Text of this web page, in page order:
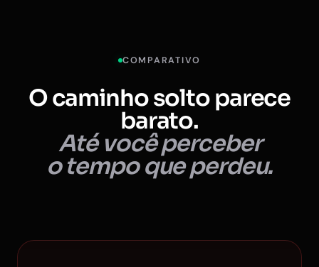
COMPARATIVO
O caminho solto parece
barato.
Até você perceber
o tempo que perdeu.